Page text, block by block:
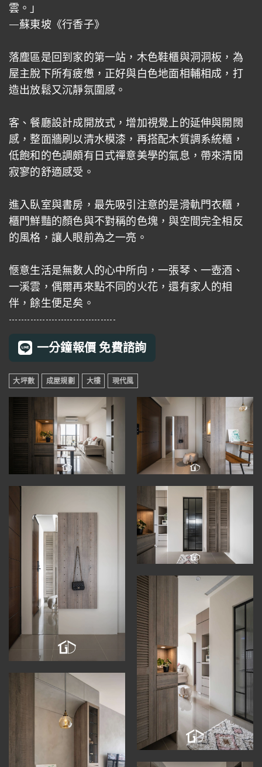
雲。」
—蘇東坡《行香子》
落塵區是回到家的第一站，木色鞋櫃與洞洞板，為
屋主脫下所有疲憊，正好與白色地面相輔相成，打
造出放鬆又沉靜氛圍感。
客、餐廳設計成開放式，增加視覺上的延伸與開闊
感，整面牆刷以清水模漆，再搭配木質調系統櫃，
低飽和的色調頗有日式禪意美學的氣息，帶來清閒
寂寥的舒適感受。
進入臥室與書房，最先吸引注意的是滑軌門衣櫃，
櫃門鮮豔的顏色與不對稱的色塊，與空間完全相反
的風格，讓人眼前為之一亮。
愜意生活是無數人的心中所向，一張琴、一壺酒、
一溪雲，偶爾再來點不同的火花，還有家人的相
伴，餘生便足矣。
-----------------------------------
一分鐘報價 免費諮詢
大坪數 成屋規劃 大樓 現代風